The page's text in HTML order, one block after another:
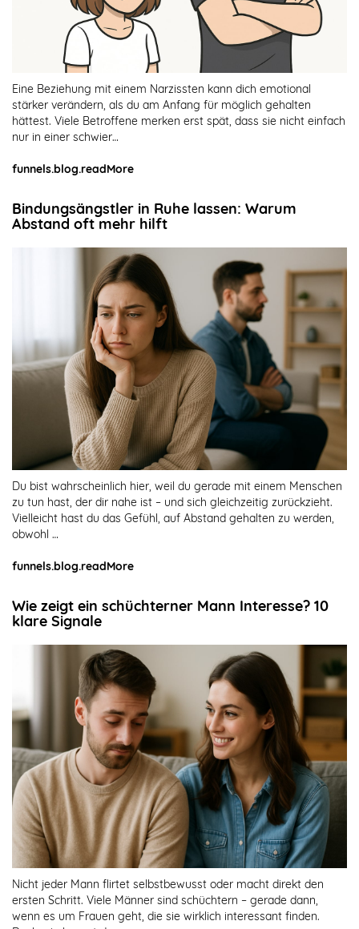
Eine Beziehung mit einem Narzissten kann dich emotional
stärker verändern, als du am Anfang für möglich gehalten
hättest. Viele Betroffene merken erst spät, dass sie nicht einfach
nur in einer schwier…
funnels.blog.readMore
Bindungsängstler in Ruhe lassen: Warum
Abstand oft mehr hilft
Du bist wahrscheinlich hier, weil du gerade mit einem Menschen
zu tun hast, der dir nahe ist – und sich gleichzeitig zurückzieht.
Vielleicht hast du das Gefühl, auf Abstand gehalten zu werden,
obwohl …
funnels.blog.readMore
Wie zeigt ein schüchterner Mann Interesse? 10
klare Signale
Nicht jeder Mann flirtet selbstbewusst oder macht direkt den
ersten Schritt. Viele Männer sind schüchtern – gerade dann,
wenn es um Frauen geht, die sie wirklich interessant finden.